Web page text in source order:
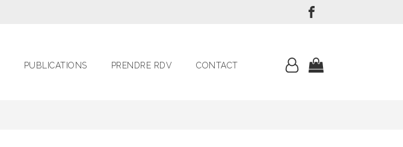
PUBLICATIONS PRENDRE RDV CONTACT